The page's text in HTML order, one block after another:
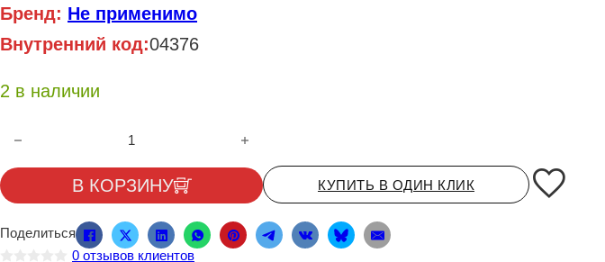
Бренд: Не применимо
Внутренний код:04376
2 в наличии
Количество товара Дверь кабины SHAANXI M3000 в сборе правая желтый новая модель
В КОРЗИНУ КУПИТЬ В ОДИН КЛИК
Поделиться
0 отзывов клиентов